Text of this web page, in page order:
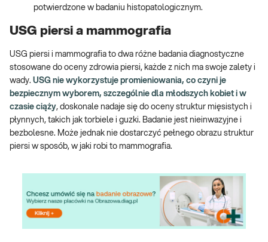
potwierdzone w badaniu histopatologicznym.
USG piersi a mammografia
USG piersi i mammografia to dwa różne badania diagnostyczne
stosowane do oceny zdrowia piersi, każde z nich ma swoje zalety i
wady. USG nie wykorzystuje promieniowania, co czyni je
bezpiecznym wyborem, szczególnie dla młodszych kobiet i w
czasie ciąży, doskonale nadaje się do oceny struktur mięsistych i
płynnych, takich jak torbiele i guzki. Badanie jest nieinwazyjne i
bezbolesne. Może jednak nie dostarczyć pełnego obrazu struktur
piersi w sposób, w jaki robi to mammografia.